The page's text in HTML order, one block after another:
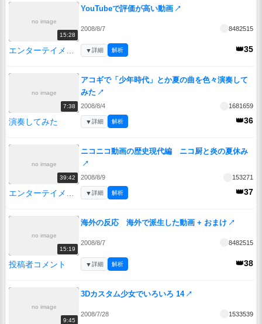
no image
15:28
YouTubeで評価が高い動画 ↗
2008/8/7 8482515
👑35
▼詳細 解析
no image
7:38
アコギで「少年時代」とか夏の曲を色々演奏して
みた ↗
2008/8/4 1681659
演奏してみた 👑36
▼詳細 解析
no image
39:42
ニコニコ動画の歴史現代編 ニコ厨と炎の夏休み
↗
2008/8/9 153271
👑37
▼詳細 解析
no image
15:19
海外の反応 海外で派生した動画 + おまけ ↗
2008/8/7 8482515
投稿者コメント 👑38
▼詳細 解析
no image
9:45
3Dカスタム少女でいろいろ 14 ↗
2008/7/28 1533539